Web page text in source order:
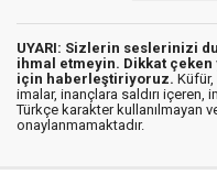
UYARI: Sizlerin seslerinizi
ihmal etmeyin. Dikkat
için haberleştiriyoruz.
imalar, inançlara saldırı içeren,
Türkçe karakter kullanılmayan
onaylanmamaktadır.